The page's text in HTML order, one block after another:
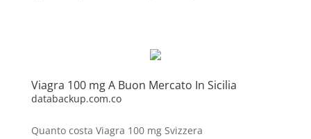
Viagra 100 mg A Buon Mercato In Sicilia
databackup.com.co
Quanto costa Viagra 100 mg Svizzera